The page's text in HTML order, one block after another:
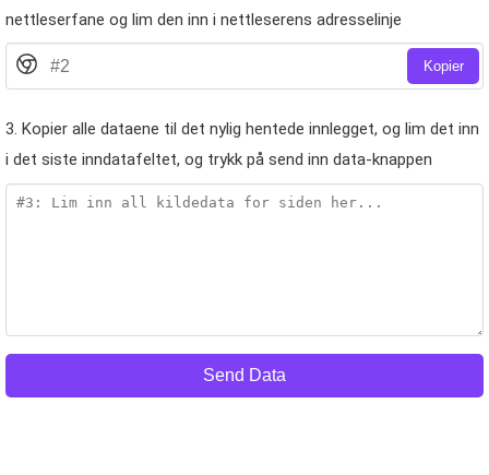
nettleserfane og lim den inn i nettleserens adresselinje
Kopier
3. Kopier alle dataene til det nylig hentede innlegget, og lim det inn
i det siste inndatafeltet, og trykk på send inn data-knappen
Send Data